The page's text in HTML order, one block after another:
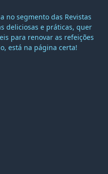
no segmento das Revistas
deliciosas e práticas, quer
para renovar as refeições
está na página certa!